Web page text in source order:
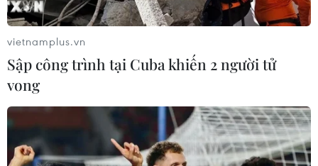
Đề nghị đầu tư hơn 3.000 tỷ đồng làm
đường Hồ Chí Minh đoạn La Sơn-Hòa
Liên
17/11/2023 03:03
Dự án xây dựng đường Hồ Chí Minh, đoạn La Sơn-Hoà
Liên nếu sớm được đầu tư sẽ tăng cường khả năng kết
nối phát triển kinh tế-xã hội giữa Thừa Thiên-Huế và
thành phố Đà Nẵng.
vietnamplus.vn
Sập công trình tại Cuba khiến 2 người tử
vong